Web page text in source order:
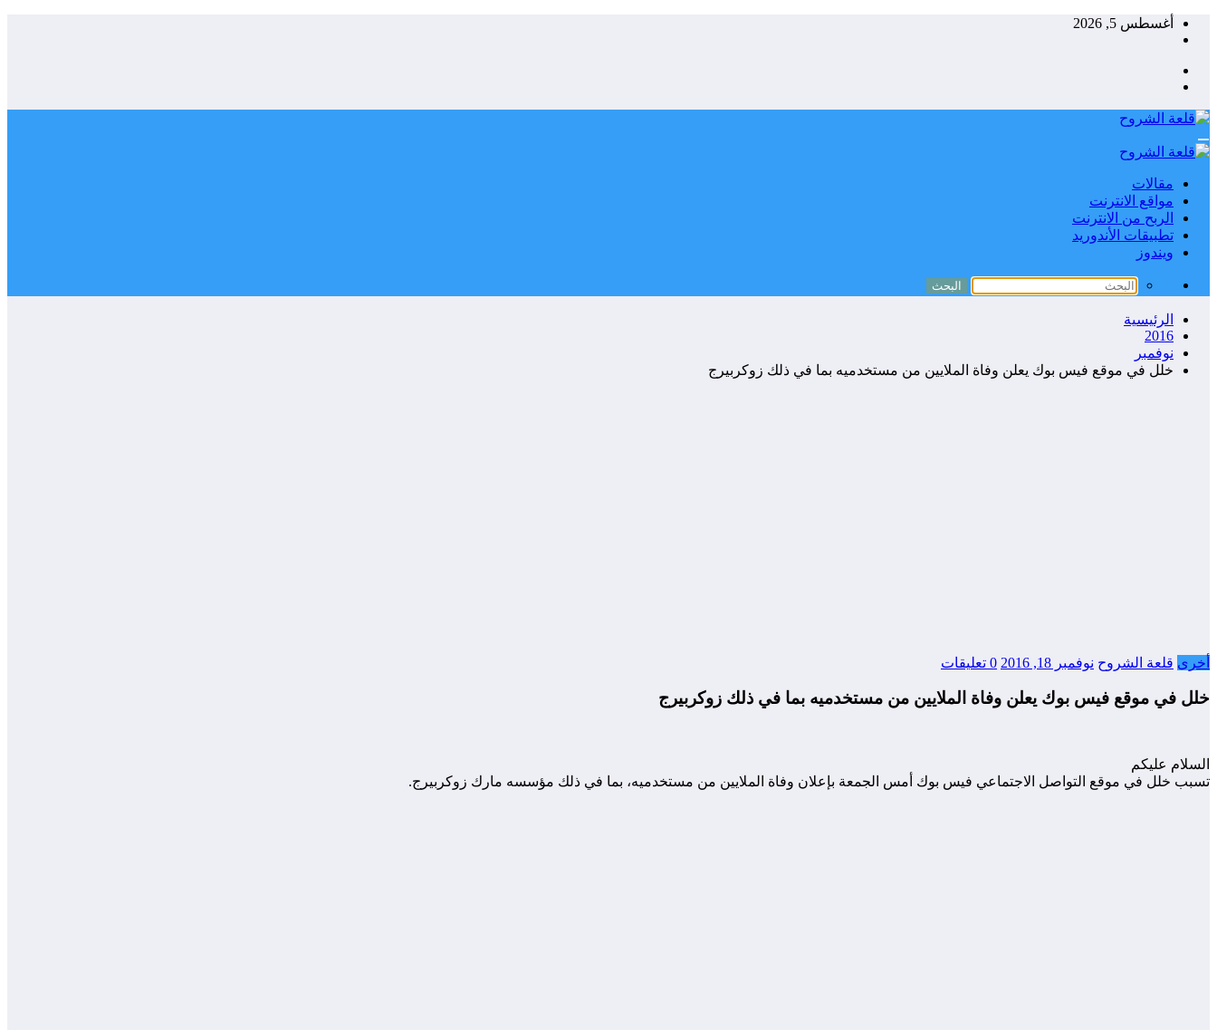
التجاوزأغسطس 5, 2026
مقالات
مواقع الانترنت
الربح من الانترنت
تطبيقات الأندوريد
ويندوز
الرئيسية
2016
نوفمبر
خلل في موقع فيس بوك يعلن وفاة الملايين من مستخدميه بما في ذلك زوكربيرج
أخرى قلعة الشروح نوفمبر 18, 2016 0 تعليقات
خلل في موقع فيس بوك يعلن وفاة الملايين من مستخدميه بما في ذلك زوكربيرج
السلام عليكم
تسبب خلل في موقع التواصل الاجتماعي فيس بوك أمس الجمعة بإعلان وفاة الملايين من مستخدميه، بما في ذلك مؤسسه مارك زوكربيرج.